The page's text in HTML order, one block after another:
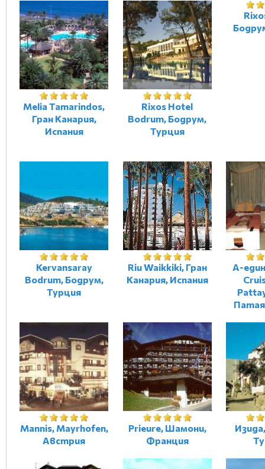
Melia Tamarindos,
Гран Канария,
Испания
Rixos Hotel
Bodrum, Бодрум,
Турция
Kervansaray
Bodrum, Бодрум,
Турция
Riu Waikkiki, Гран
Канария, Испания
A-
Mannis, Mayrhofen,
Австрия
Prieure, Шамони,
Франция